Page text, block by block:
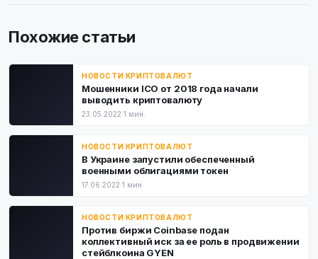
Похожие статьи
НОВОСТИ КРИПТОВАЛЮТ
Мошенники ICO от 2018 года начали
выводить криптовалюту
23.05.2022·1 мин.
НОВОСТИ КРИПТОВАЛЮТ
В Украине запустили обеспеченный
военными облигациями токен
17.06.2022·1 мин.
НОВОСТИ КРИПТОВАЛЮТ
Против биржи Coinbase подан
коллективный иск за ее роль в продвижении
стейблкоина GYEN